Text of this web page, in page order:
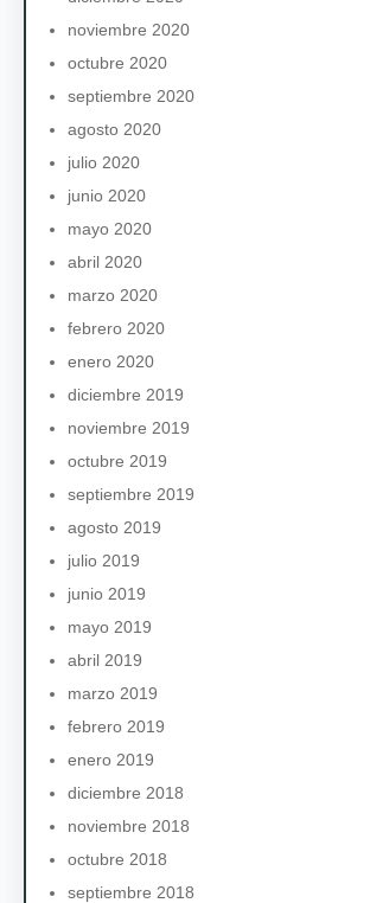
noviembre 2020
octubre 2020
septiembre 2020
agosto 2020
julio 2020
junio 2020
mayo 2020
abril 2020
marzo 2020
febrero 2020
enero 2020
diciembre 2019
noviembre 2019
octubre 2019
septiembre 2019
agosto 2019
julio 2019
junio 2019
mayo 2019
abril 2019
marzo 2019
febrero 2019
enero 2019
diciembre 2018
noviembre 2018
octubre 2018
septiembre 2018